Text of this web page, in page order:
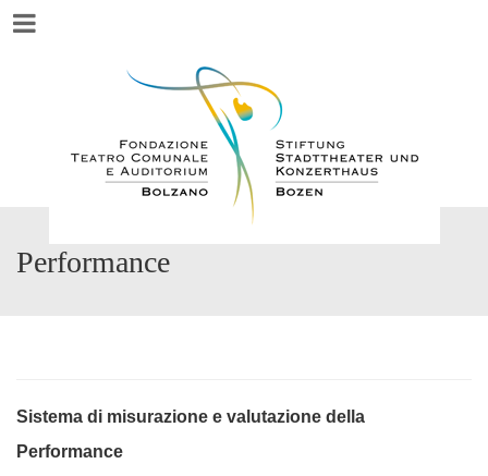
Menu
Performance
Sistema di misurazione e valutazione della
Performance